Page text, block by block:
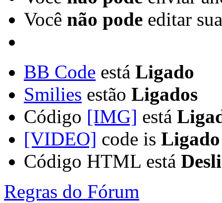
Você não pode editar
BB Code está Ligado
Smilies estão Ligados
Código [IMG] está
[VIDEO] code is Ligado
Código HTML está
Regras do Fórum